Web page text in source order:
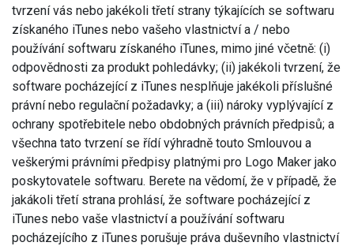
tvrzení vás nebo jakékoli třetí strany týkajících se softwaru
získaného iTunes nebo vašeho vlastnictví a / nebo
používání softwaru získaného iTunes, mimo jiné včetně: (i)
odpovědnosti za produkt pohledávky; (ii) jakékoli tvrzení, že
software pocházející z iTunes nesplňuje jakékoli příslušné
právní nebo regulační požadavky; a (iii) nároky vyplývající z
ochrany spotřebitele nebo obdobných právních předpisů; a
všechna tato tvrzení se řídí výhradně touto Smlouvou a
veškerými právními předpisy platnými pro Logo Maker jako
poskytovatele softwaru. Berete na vědomí, že v případě, že
jakákoli třetí strana prohlásí, že software pocházející z
iTunes nebo vaše vlastnictví a používání softwaru
pocházejícího z iTunes porušuje práva duševního vlastnictví